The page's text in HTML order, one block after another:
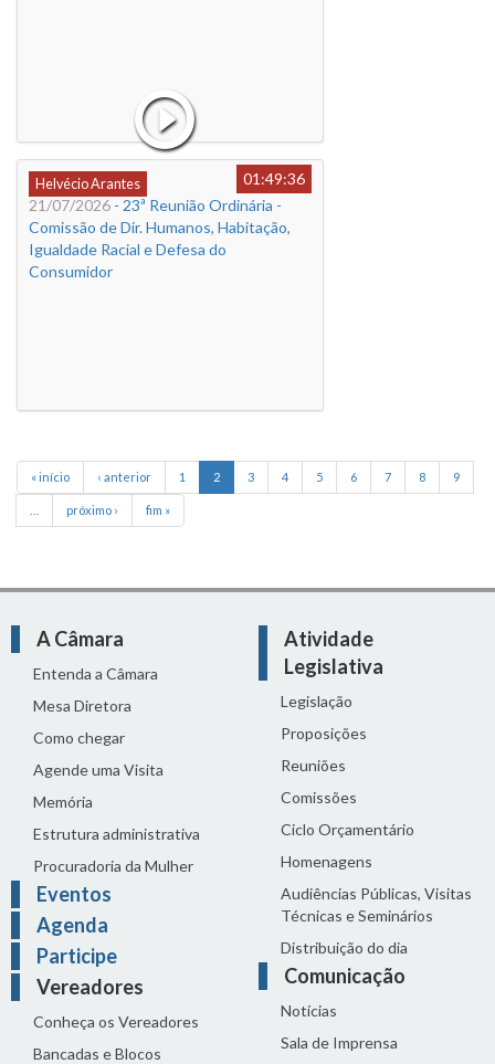
Helvécio Arantes
01:49:36
21/07/2026 - 23ª Reunião Ordinária -
Comissão de Dir. Humanos, Habitação,
Igualdade Racial e Defesa do
Consumidor
« início ‹ anterior 1 2 3 4 5 6 7 8 9
próximo › fim »
A Câmara
Entenda a Câmara
Mesa Diretora
Como chegar
Agende uma Visita
Memória
Estrutura administrativa
Procuradoria da Mulher
Eventos
Agenda
Participe
Vereadores
Conheça os Vereadores
Bancadas e Blocos
Atividade
Legislativa
Legislação
Proposições
Reuniões
Comissões
Ciclo Orçamentário
Homenagens
Audiências Públicas, Visitas
Técnicas e Seminários
Distribuição do dia
Comunicação
Notícias
Sala de Imprensa